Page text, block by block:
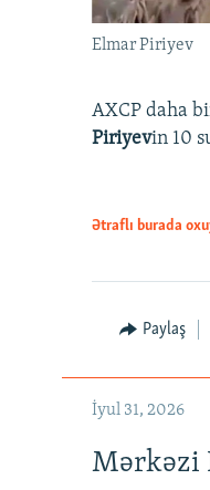
Elmar Piriyev
AXCP daha
Piriyevin 10
Ətraflı burada
Paylaş
İyul 31, 2026
Mərkəzi